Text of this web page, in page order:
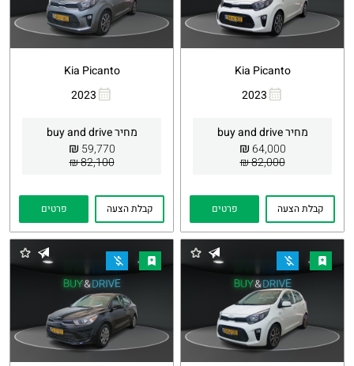
Kia Picanto
2023
מחיר buy and drive
64,000
₪
82,000 ₪
Whatsapp
קבלת הצעה פרטים
Kia Picanto
2023
מחיר buy and drive
59,770
₪
82,100 ₪
Whatsapp
קבלת הצעה פרטים